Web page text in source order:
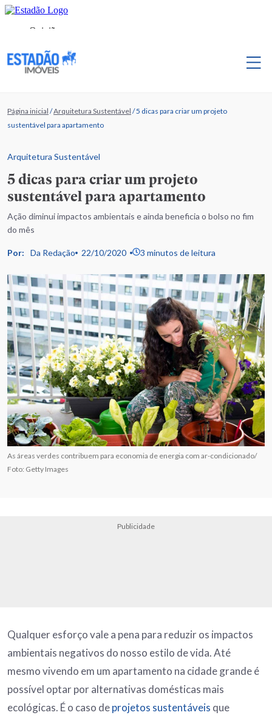
Página inicial /Arquitetura Sustentável /5 dicas para criar um projeto
sustentável para apartamento
Arquitetura Sustentável
5 dicas para criar um projeto
sustentável para apartamento
Ação diminui impactos ambientais e ainda beneficia o bolso no fim
do mês
Por: Da Redação 22/10/2020 3 minutos de leitura
As áreas verdes contribuem para economia de energia com ar-condicionado/
Foto: Getty Images
Publicidade
Qualquer esforço vale a pena para reduzir os impactos
ambientais negativos do nosso estilo de vida. Até
mesmo vivendo em um apartamento na cidade grande é
possível optar por alternativas domésticas mais
ecológicas. É o caso deprojetos sustentáveis que